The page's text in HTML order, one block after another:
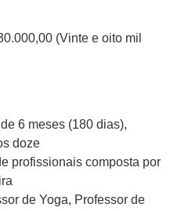
(Vinte e oito mil
6 meses (180 dias),
doze
profissionais composta por
de Yoga, Professor de